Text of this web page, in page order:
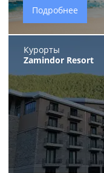
Подробнее
Курорты
Zamindor Resort